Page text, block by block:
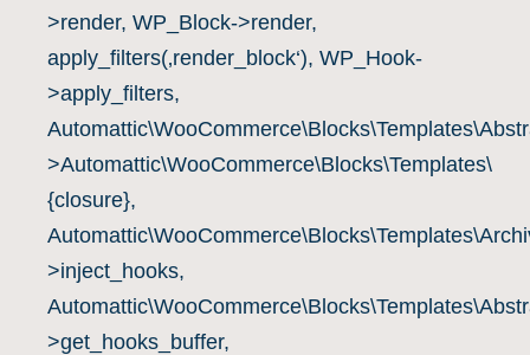
>render, WP_Block->render,
apply_filters(‚render_block‘), WP_Hook-
>apply_filters,
>Automattic\WooCommerce\Blocks\Templates\
{closure},
>inject_hooks,
>get_hooks_buffer,